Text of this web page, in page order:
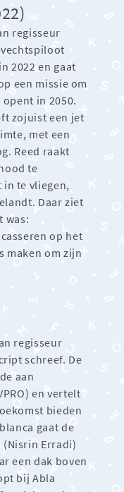
regisseur
2022 en gaat
een missie om
in 2050.
zojuist een jet
met een
Reed raakt
te
te vliegen,
Daar ziet
was:
op het
maken om zijn
regisseur
schreef. De
aan
en vertelt
bieden
gaat de
(Nisrin Erradi)
een dak boven
bij Abla